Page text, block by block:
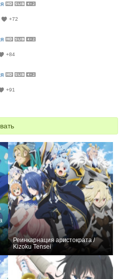
+72
+84
+91
Реинкарнация аристократа /
Kizoku Tensei